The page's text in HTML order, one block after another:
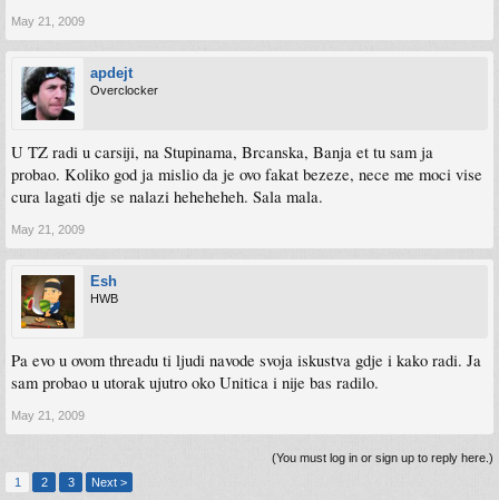
May 21, 2009
apdejt
Overclocker
U TZ radi u carsiji, na Stupinama, Brcanska, Banja et tu sam ja
probao. Koliko god ja mislio da je ovo fakat bezeze, nece me moci vise
cura lagati dje se nalazi heheheheh. Sala mala.
May 21, 2009
Esh
HWB
Pa evo u ovom threadu ti ljudi navode svoja iskustva gdje i kako radi. Ja
sam probao u utorak ujutro oko Unitica i nije bas radilo.
May 21, 2009
(You must log in or sign up to reply here.)
1
2 3 Next >